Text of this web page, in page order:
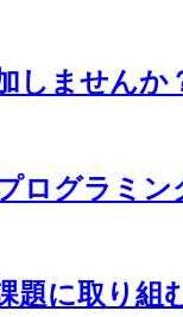
しませんか
ログラミ
題に取り